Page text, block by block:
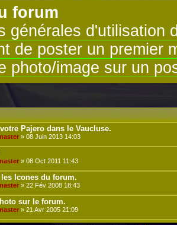
forum
générales d'utilisation
de poster un premier
photo/image sur un
Pajero dans le Vaucluse.
» 08 Juin 2013 14:03
» 08 Oct 2011 11:43
Icones du forum.
» 22 Fév 2008 18:43
sur le forum.
» 21 Avr 2005 21:09